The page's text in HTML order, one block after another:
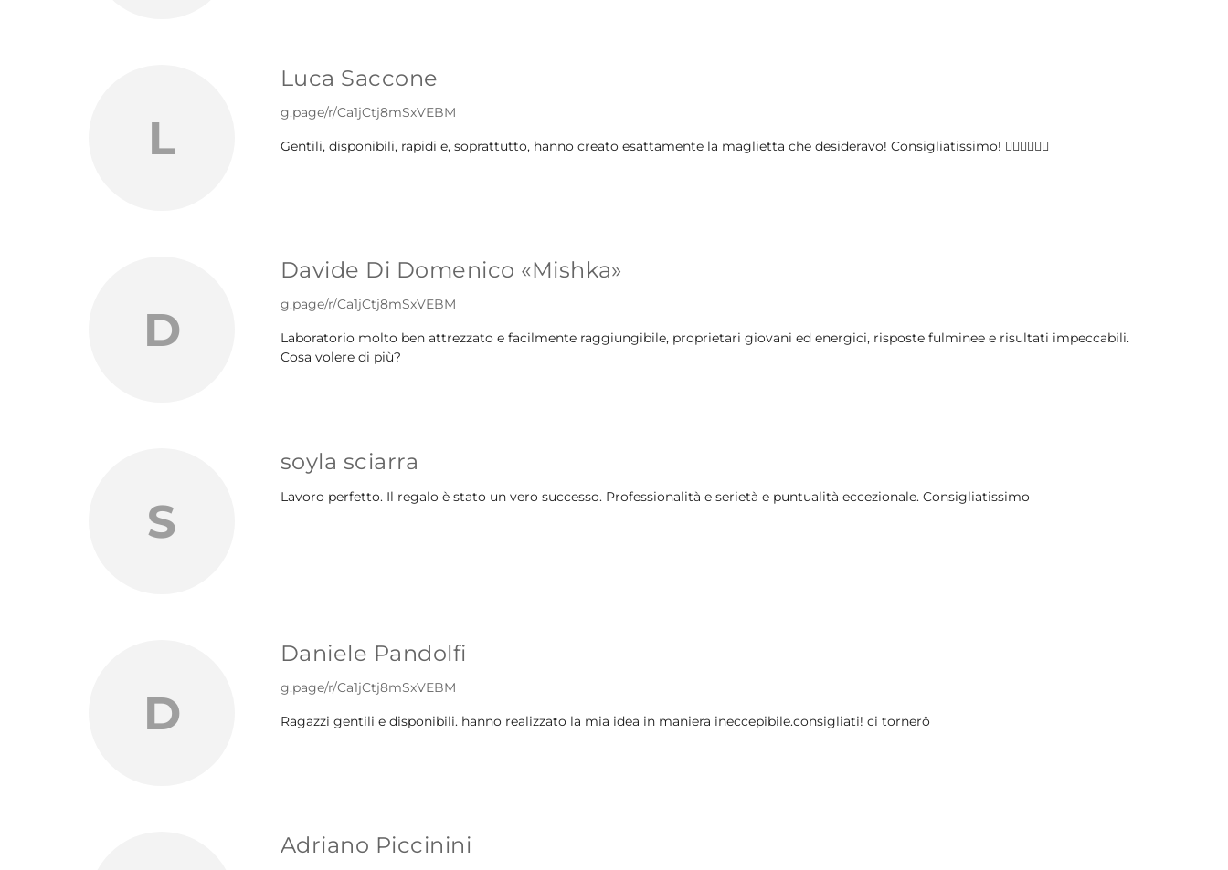
L
Luca Saccone
g.page/r/Ca1jCtj8mSxVEBM
Gentili, disponibili, rapidi e, soprattutto, hanno creato esattamente la maglietta che desideravo! Consigliatissimo! 👍🏼👍🏼👍🏼
D
Davide Di Domenico «Mishka»
g.page/r/Ca1jCtj8mSxVEBM
Laboratorio molto ben attrezzato e facilmente raggiungibile, proprietari giovani ed energici, risposte fulminee e risultati impeccabili.
Cosa volere di più?
S
soyla sciarra
Lavoro perfetto. Il regalo è stato un vero successo. Professionalità e serietà e puntualità eccezionale. Consigliatissimo
D
Daniele Pandolfi
g.page/r/Ca1jCtj8mSxVEBM
Ragazzi gentili e disponibili. hanno realizzato la mia idea in maniera ineccepibile.consigliati! ci tornerô
Adriano Piccinini